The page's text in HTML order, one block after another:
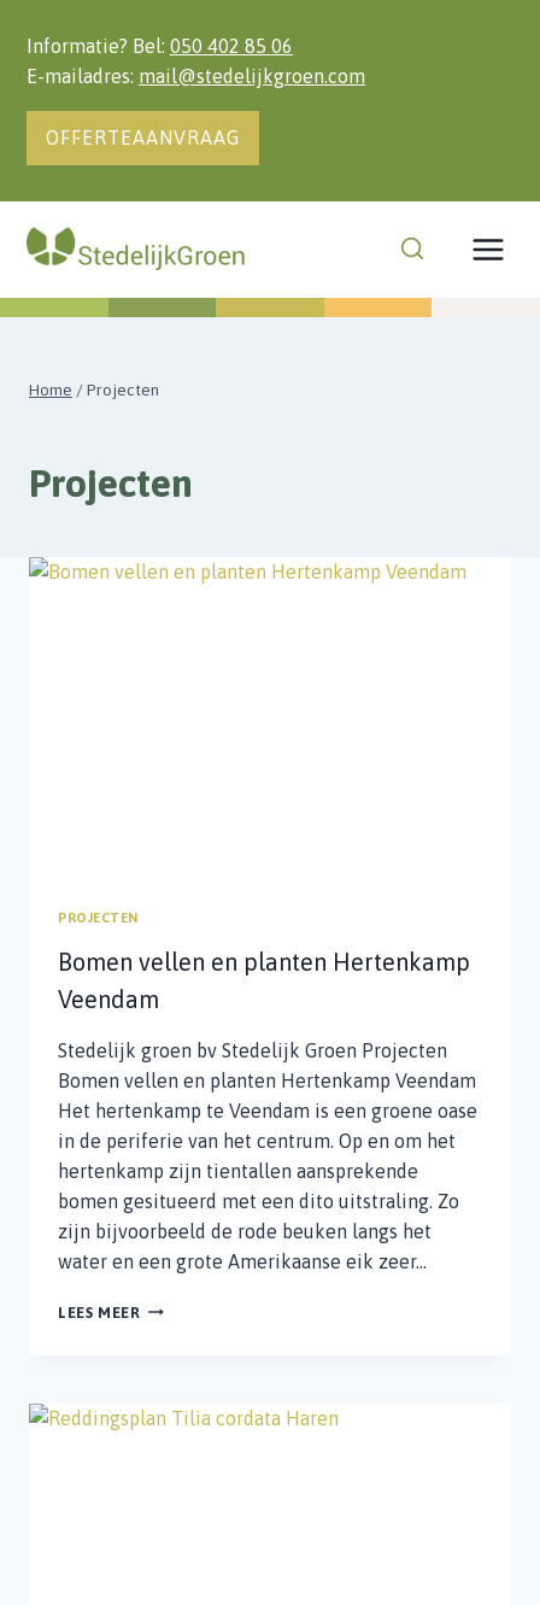
naar
inhoud
Informatie? Bel: 050 402 85 06
E-mailadres: mail@stedelijkgroen.com
OFFERTEAANVRAAG
Home /Projecten
Projecten
PROJECTEN
Bomen vellen en planten Hertenkamp
Veendam
Stedelijk groen bv Stedelijk Groen Projecten
Bomen vellen en planten Hertenkamp Veendam
Het hertenkamp te Veendam is een groene oase
in de periferie van het centrum. Op en om het
hertenkamp zijn tientallen aansprekende
bomen gesitueerd met een dito uitstraling. Zo
zijn bijvoorbeeld de rode beuken langs het
water en een grote Amerikaanse eik zeer…
LEES MEER BOMEN
VEENDAM